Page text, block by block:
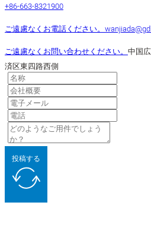
+86-663-8321900
ご遠慮なくお電話ください。
ご遠慮なくお問い合わせください。 中国
済区東四路西側
投稿する